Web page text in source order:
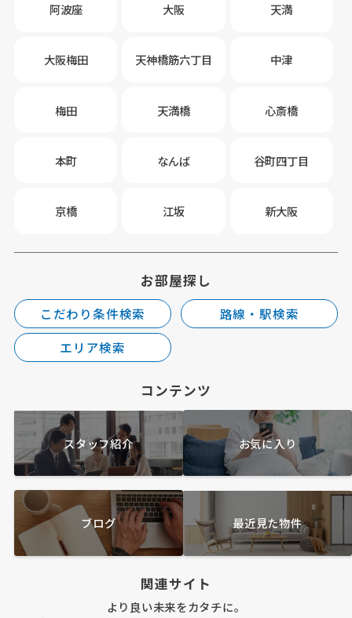
阿波座 大阪 天満
大阪梅田 天神橋筋六丁目 中津
梅田 天満橋 心斎橋
本町 なんば 谷町四丁目
京橋 江坂 新大阪
お部屋探し
こだわり条件検索
路線・駅検索
エリア検索
コンテンツ
スタッフ紹介 お気に入り
ブログ 最近見た物件
関連サイト
より良い未来をカタチに。